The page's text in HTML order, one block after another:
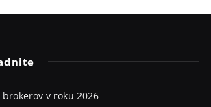
brokerov v roku 2026